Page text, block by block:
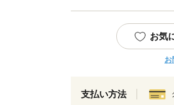
お気
お
支払い方法